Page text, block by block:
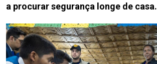
a procurar segurança longe de casa.